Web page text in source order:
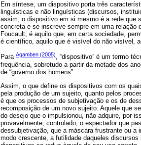
Em síntese, um dispositivo porta três
linguísticas e não linguísticas (discursos,
assim, o dispositivo em si mesmo é a rede que
concreta e se inscreve sempre em uma relação
Foucault, é aquilo que, em certa sociedade,
é científico, aquilo que é visível do não visível,
Para Agamben (2005), “dispositivo” é um termo
frequência, sobretudo a partir da metade dos
de “governo dos homens”.
Assim, o que define os dispositivos com os
pela produção de um sujeito, quanto pelos
é que os processos de subjetivação e os de
recomposição de um novo sujeito. Aquele que
do desejo que o impulsionou, não adquire, por
provavelmente, controlado; o espectador que
dessubjetivação, que a máscara frustrante ou
modo crescente, a futilidade daqueles